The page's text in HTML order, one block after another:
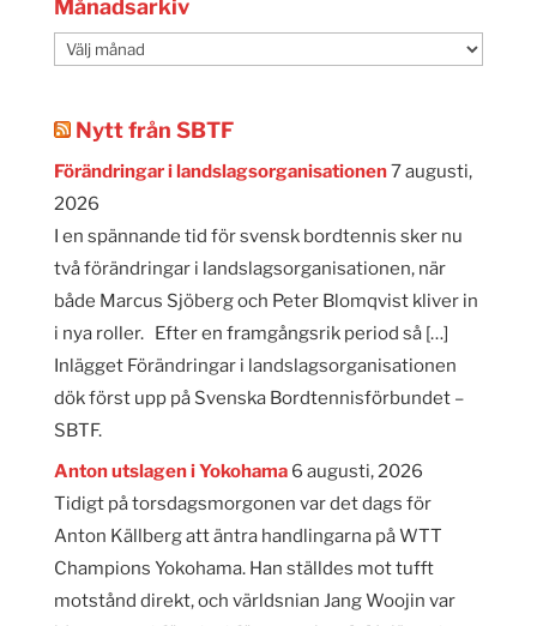
Månadsarkiv
Månadsarkiv
Nytt från SBTF
Förändringar i landslagsorganisationen7 augusti,
2026
I en spännande tid för svensk bordtennis sker nu
två förändringar i landslagsorganisationen, när
både Marcus Sjöberg och Peter Blomqvist kliver in
i nya roller. Efter en framgångsrik period så […]
Inlägget Förändringar i landslagsorganisationen
dök först upp på Svenska Bordtennisförbundet –
SBTF.
Anton utslagen i Yokohama 6 augusti, 2026
Tidigt på torsdagsmorgonen var det dags för
Anton Källberg att äntra handlingarna på WTT
Champions Yokohama. Han ställdes mot tufft
motstånd direkt, och världsnian Jang Woojin var